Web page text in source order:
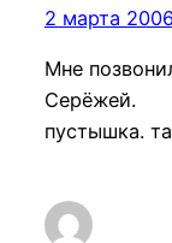
2 марта 2006
Мне
Серёжей.
пустышка.